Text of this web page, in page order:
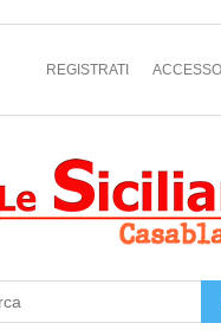
REGISTRATI ACCESSO